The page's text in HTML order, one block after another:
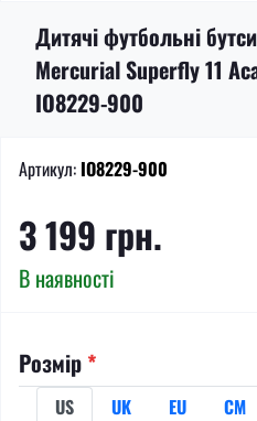
Дитячі футбольні
Mercurial Superfly 11
IO8229-900
Артикул: IO8229-900
3 199 грн.
В наявності
Розмір *
US UK EU СМ